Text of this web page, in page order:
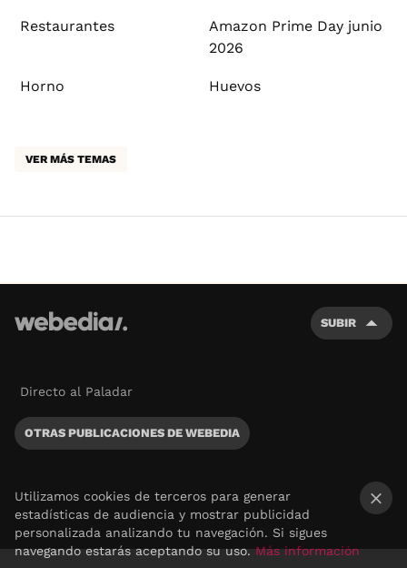
Restaurantes
Amazon Prime Day junio
2026
Horno Huevos
VER MÁS TEMAS
SUBIR
Directo al Paladar
OTRAS PUBLICACIONES DE WEBEDIA
Utilizamos cookies de terceros para generar
estadísticas de audiencia y mostrar publicidad
personalizada analizando tu navegación. Si sigues
navegando estarás aceptando su uso.Más información